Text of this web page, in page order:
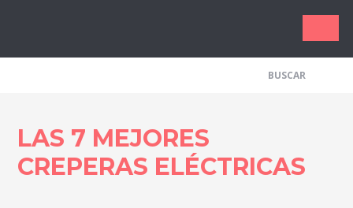
Los
LAS 7 MEJORES
CREPERAS ELÉCTRICAS